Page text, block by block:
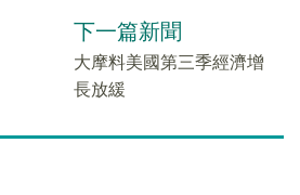
下一篇新聞
大摩料美國第三季經濟增
長放緩